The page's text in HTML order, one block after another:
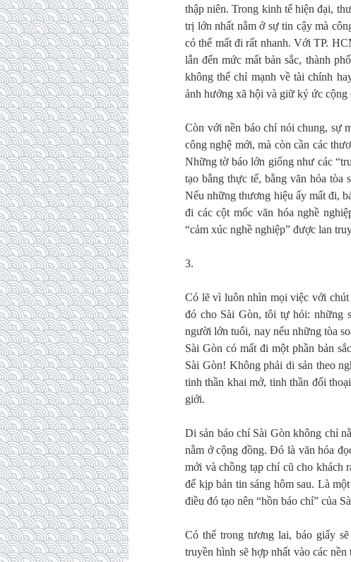
thập niên. Trong kinh tế hiện đại,
trị lớn nhất nằm ở sự tin cậy mà
có thể mất đi rất nhanh. Với TP.
lẫn đến mức mất bản sắc, thành
không thể chỉ mạnh về tài chính
ảnh hưởng xã hội và giữ ký ức cộng
Còn với nền báo chí nói chung, sự
công nghệ mới, mà còn cần các
Những tờ báo lớn giống như các
tạo bằng thực tế, bằng văn hóa tòa
Nếu những thương hiệu ấy mất đi,
đi các cột mốc văn hóa nghề
“cảm xúc nghề nghiệp” được lan
3.
Có lẽ vì luôn nhìn mọi việc với
đó cho Sài Gòn, tôi tự hỏi: những
người lớn tuổi, nay nếu những tòa
Sài Gòn có mất đi một phần bản
Sài Gòn! Không phải di sản theo
tinh thần khai mở, tinh thần đối
giới.
Di sản báo chí Sài Gòn không chỉ
nằm ở cộng đồng. Đó là văn hóa
mới và chồng tạp chí cũ cho khách
để kịp bản tin sáng hôm sau. Là
điều đó tạo nên “hồn báo chí” của
Có thể trong tương lai, báo giấy
truyền hình sẽ hợp nhất vào các